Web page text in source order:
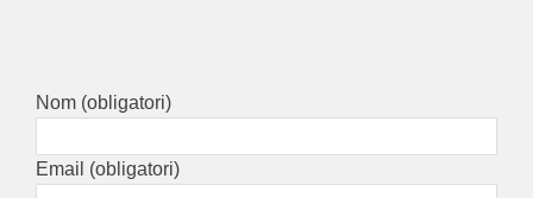
Nom (obligatori)
Email (obligatori)